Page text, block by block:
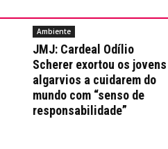
Ambiente
JMJ: Cardeal Odílio
Scherer exortou os jovens
algarvios a cuidarem do
mundo com “senso de
responsabilidade”